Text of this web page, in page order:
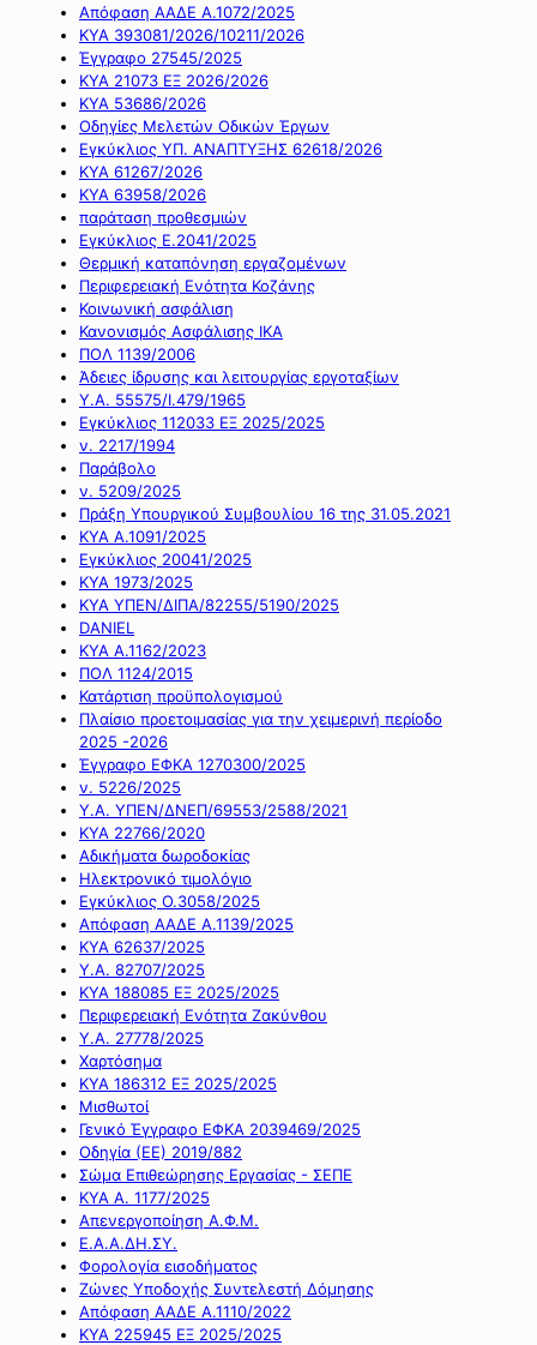
Απόφαση ΑΑΔΕ Α.1072/2025
ΚΥΑ 393081/2026/10211/2026
Έγγραφο 27545/2025
ΚΥΑ 21073 ΕΞ 2026/2026
ΚΥΑ 53686/2026
Οδηγίες Μελετών Οδικών Έργων
Εγκύκλιος ΥΠ. ΑΝΑΠΤΥΞΗΣ 62618/2026
ΚΥΑ 61267/2026
ΚΥΑ 63958/2026
παράταση προθεσμιών
Εγκύκλιος Ε.2041/2025
Θερμική καταπόνηση εργαζομένων
Περιφερειακή Ενότητα Κοζάνης
Κοινωνική ασφάλιση
Κανονισμός Ασφάλισης ΙΚΑ
ΠΟΛ 1139/2006
Άδειες ίδρυσης και λειτουργίας εργοταξίων
Υ.Α. 55575/Ι.479/1965
Εγκύκλιος 112033 ΕΞ 2025/2025
ν. 2217/1994
Παράβολο
ν. 5209/2025
Πράξη Υπουργικού Συμβουλίου 16 της 31.05.2021
ΚΥΑ Α.1091/2025
Εγκύκλιος 20041/2025
ΚΥΑ 1973/2025
ΚΥΑ ΥΠΕΝ/ΔΙΠΑ/82255/5190/2025
DANIEL
ΚΥΑ Α.1162/2023
ΠΟΛ 1124/2015
Κατάρτιση προϋπολογισμού
Πλαίσιο προετοιμασίας για την χειμερινή περίοδο
2025 -2026
Έγγραφο ΕΦΚΑ 1270300/2025
ν. 5226/2025
Υ.Α. ΥΠΕΝ/ΔΝΕΠ/69553/2588/2021
ΚΥΑ 22766/2020
Αδικήματα δωροδοκίας
Ηλεκτρονικό τιμολόγιο
Εγκύκλιος Ο.3058/2025
Απόφαση ΑΑΔΕ Α.1139/2025
ΚΥΑ 62637/2025
Υ.Α. 82707/2025
ΚΥΑ 188085 ΕΞ 2025/2025
Περιφερειακή Ενότητα Ζακύνθου
Υ.Α. 27778/2025
Χαρτόσημα
ΚΥΑ 186312 ΕΞ 2025/2025
Μισθωτοί
Γενικό Έγγραφο ΕΦΚΑ 2039469/2025
Οδηγία (ΕΕ) 2019/882
Σώμα Επιθεώρησης Εργασίας - ΣΕΠΕ
ΚΥΑ Α. 1177/2025
Απενεργοποίηση Α.Φ.Μ.
Ε.Α.Α.ΔΗ.ΣΥ.
Φορολογία εισοδήματος
Ζώνες Υποδοχής Συντελεστή Δόμησης
Απόφαση ΑΑΔΕ Α.1110/2022
ΚΥΑ 225945 ΕΞ 2025/2025